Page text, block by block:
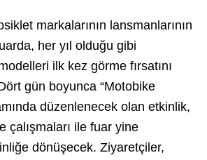
markalarının lansmanlarının
her yıl olduğu gibi
ilk kez görme fırsatını
gün boyunca “Motobike
düzenlenecek olan etkinlik,
çalışmaları ile fuar yine
dönüşecek. Ziyaretçiler,